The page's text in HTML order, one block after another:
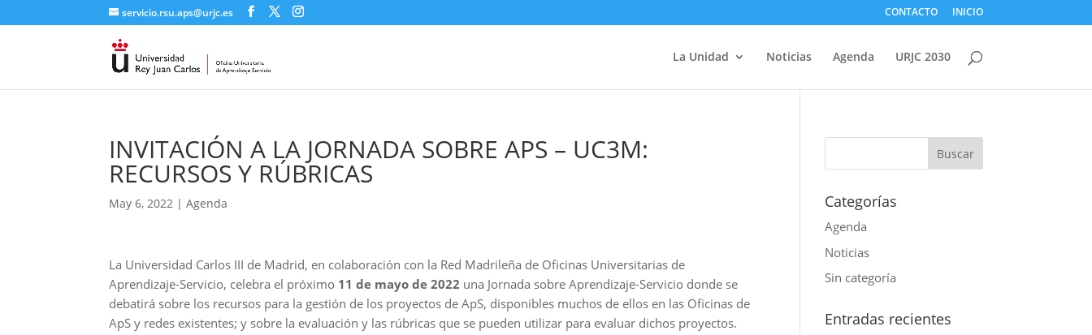
servicio.rsu.aps@urjc.es CONTACTO INICIO
La Unidad Noticias Agenda URJC 2030
INVITACIÓN A LA JORNADA SOBRE APS – UC3M:
RECURSOS Y RÚBRICAS
May 6, 2022 |Agenda
La Universidad Carlos III de Madrid, en colaboración con la Red Madrileña de Oficinas Universitarias de
Aprendizaje-Servicio, celebra el próximo 11 de mayo de 2022 una Jornada sobre Aprendizaje-Servicio donde se
debatirá sobre los recursos para la gestión de los proyectos de ApS, disponibles muchos de ellos en las Oficinas de
ApS y redes existentes; y sobre la evaluación y las rúbricas que se pueden utilizar para evaluar dichos proyectos.
Categorías
Agenda
Noticias
Sin categoría
Entradas recientes